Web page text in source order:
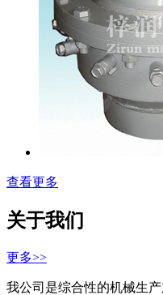
查看更多
关于我们
更多>>
我公司是综合性的机械生